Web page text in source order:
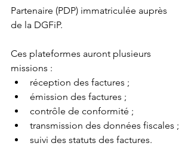
Partenaire (PDP) immatriculée auprès
de la DGFiP.
Ces plateformes auront plusieurs
missions :
réception des factures ;
émission des factures ;
contrôle de conformité ;
transmission des données fiscales ;
suivi des statuts des factures.